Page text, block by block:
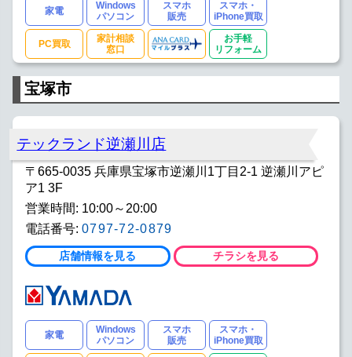
家電
Windows
パソコン
スマホ
販売
スマホ・
iPhone買取
PC買取
家計相談
窓口
お手軽
リフォーム
宝塚市
テックランド逆瀬川店
〒665-0035 兵庫県宝塚市逆瀬川1丁目2-1 逆瀬川アピ
ア1 3F
営業時間: 10:00～20:00
電話番号: 0797-72-0879
店舗情報を見る チラシを見る
家電
Windows
パソコン
スマホ
販売
スマホ・
iPhone買取